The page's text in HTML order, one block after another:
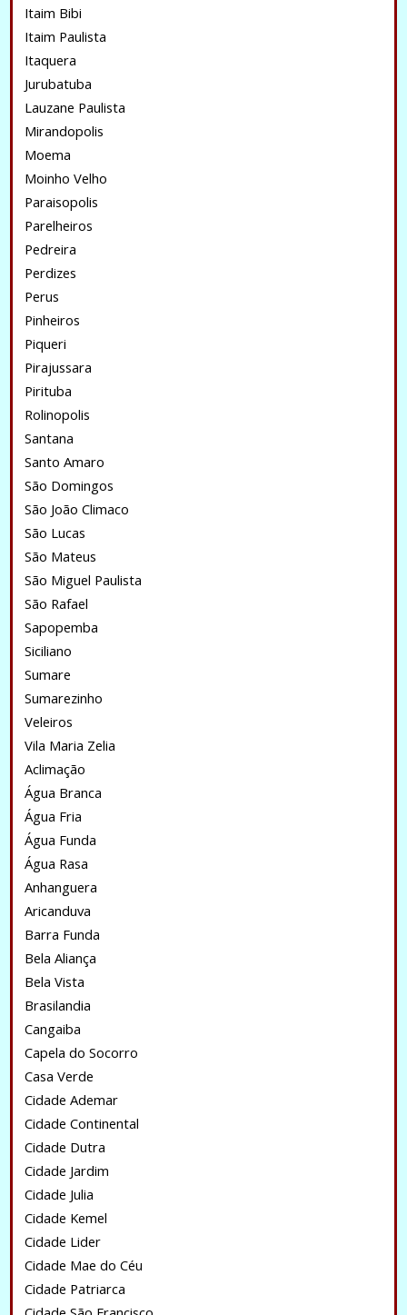
Itaim Bibi
Itaim Paulista
Itaquera
Jurubatuba
Lauzane Paulista
Mirandopolis
Moema
Moinho Velho
Paraisopolis
Parelheiros
Pedreira
Perdizes
Perus
Pinheiros
Piqueri
Pirajussara
Pirituba
Rolinopolis
Santana
Santo Amaro
São Domingos
São João Climaco
São Lucas
São Mateus
São Miguel Paulista
São Rafael
Sapopemba
Siciliano
Sumare
Sumarezinho
Veleiros
Vila Maria Zelia
Aclimação
Água Branca
Água Fria
Água Funda
Água Rasa
Anhanguera
Aricanduva
Barra Funda
Bela Aliança
Bela Vista
Brasilandia
Cangaiba
Capela do Socorro
Casa Verde
Cidade Ademar
Cidade Continental
Cidade Dutra
Cidade Jardim
Cidade Julia
Cidade Kemel
Cidade Lider
Cidade Mae do Céu
Cidade Patriarca